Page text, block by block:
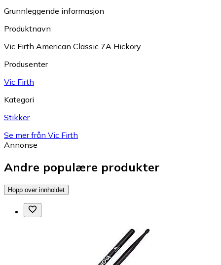
Grunnleggende informasjon
Produktnavn
Vic Firth American Classic 7A Hickory
Produsenter
Vic Firth
Kategori
Stikker
Se mer från Vic Firth
Annonse
Andre populære produkter
Hopp over innholdet